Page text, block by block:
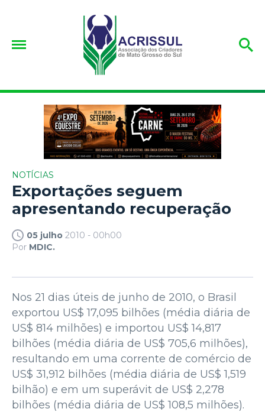
NOTÍCIAS
Exportações seguem
apresentando recuperação
05 julho 2010 - 00h00
Por MDIC.
Nos 21 dias úteis de junho de 2010, o Brasil
exportou US$ 17,095 bilhões (média diária de
US$ 814 milhões) e importou US$ 14,817
bilhões (média diária de US$ 705,6 milhões),
resultando em uma corrente de comércio de
US$ 31,912 bilhões (média diária de US$ 1,519
bilhão) e em um superávit de US$ 2,278
bilhões (média diária de US$ 108,5 milhões).